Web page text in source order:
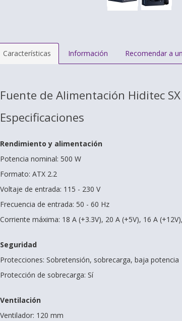
Características Información Recomendar a
Fuente de Alimentación Hiditec
Especificaciones
Rendimiento y alimentación
Potencia nominal: 500 W
Formato: ATX 2.2
Voltaje de entrada: 115 - 230 V
Frecuencia de entrada: 50 - 60 Hz
Corriente máxima: 18 A (+3.3V), 20 A (+5V), 16 A
Seguridad
Protecciones: Sobretensión, sobrecarga, baja potencia
Protección de sobrecarga: Sí
Ventilación
Ventilador: 120 mm